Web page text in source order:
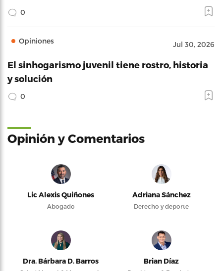
0
Opiniones Jul 30, 2026
El sinhogarismo juvenil tiene rostro, historia
y solución
0
Opinión y Comentarios
Lic Alexis Quiñones
Abogado
Adriana Sánchez
Derecho y deporte
Dra. Bárbara D. Barros Brian Díaz